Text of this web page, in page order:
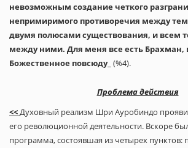
невозможным создание четкого
непримиримого противоречия между
двумя полюсами существования, и всем
между ними. Для меня все есть Брахман,
Божественное повсюду_ (%4).
Проблема действия
<<Духовный реализм Шри Ауробиндо
его революционной деятельности. Вскоре
программа, состоявшая из четырех